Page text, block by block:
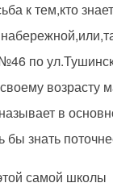
к тем,кто
по
возрасту
в
бы знать
самой школы